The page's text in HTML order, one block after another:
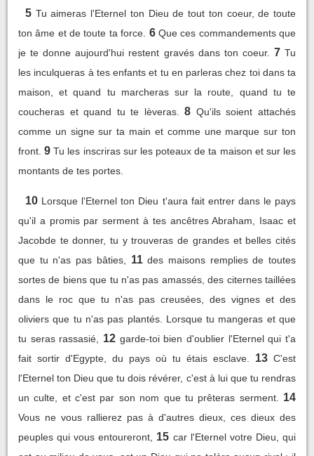
5 Tu aimeras l'Eternel ton Dieu de tout ton coeur, de toute
ton âme et de toute ta force. 6 Que ces commandements que
je te donne aujourd'hui restent gravés dans ton coeur. 7 Tu
les inculqueras à tes enfants et tu en parleras chez toi dans ta
maison, et quand tu marcheras sur la route, quand tu te
coucheras et quand tu te lèveras.
8 Qu'ils soient attachés
comme un signe sur ta main et comme une marque sur ton
front. 9 Tu les inscriras sur les poteaux de ta maison et sur les
montants de tes portes.
10 Lorsque l'Eternel ton Dieu t'aura fait entrer dans le pays
qu'il a promis par serment à tes ancêtres Abraham, Isaac et
Jacobde te donner, tu y trouveras de grandes et belles cités
que tu n'as pas bâties,
11 des maisons remplies de toutes
sortes de biens que tu n'as pas amassés, des citernes taillées
dans le roc que tu n'as pas creusées, des vignes et des
oliviers que tu n'as pas plantés. Lorsque tu mangeras et que
tu seras rassasié,
12 garde-toi bien d'oublier l'Eternel qui t'a
fait sortir d'Egypte, du pays où tu étais esclave.
13 C'est
l'Eternel ton Dieu que tu dois révérer, c'est à lui que tu rendras
un culte, et c'est par son nom que tu prêteras serment.
14
Vous ne vous rallierez pas à d'autres dieux, ces dieux des
peuples qui vous entoureront,
15 car l'Eternel votre Dieu, qui